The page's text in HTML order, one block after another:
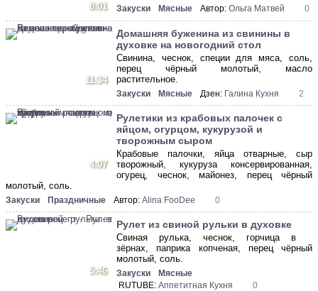
8:01 Закуски Мясные Автор: Ольга Матвей 0
11:34
Домашняя буженина из свинины в
духовке на новогодний стол
Свинина, чеснок, специи для мяса, соль,
перец чёрный молотый, масло
растительное.
Закуски Мясные Дзен: Галина Кухня 2
4:07
Рулетики из крабовых палочек с
яйцом, огурцом, кукурузой и
творожным сыром
Крабовые палочки, яйца отварные, сыр
творожный, кукуруза консервированная,
огурец, чеснок, майонез, перец чёрный
молотый, соль.
Закуски Праздничные Автор: Alina FooDee 0
5:46
Рулет из свиной рульки в духовке
Свиная рулька, чеснок, горчица в
зёрнах, паприка копченая, перец чёрный
молотый, соль.
Закуски
Мясные
RUTUBE: Аппетитная Кухня 0